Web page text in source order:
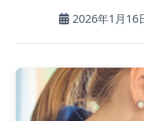
2026年1月16